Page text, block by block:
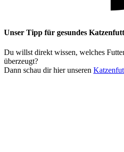
Unser Tipp für gesundes
Du willst direkt wissen, welches
überzeugt?
Dann schau dir hier unseren